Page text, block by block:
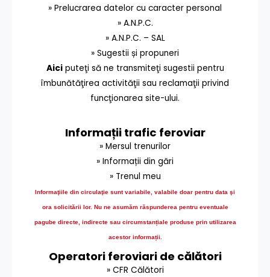
» Prelucrarea datelor cu caracter personal
» A.N.P.C.
» A.N.P.C. – SAL
» Sugestii și propuneri
Aiciputeţi să ne transmiteţi sugestii pentru
îmbunătăţirea activităţii sau reclamaţii privind
funcţionarea site-ului.
Informații trafic feroviar
» Mersul trenurilor
» Informații din gări
» Trenul meu
Informaţiile din circulaţie sunt variabile, valabile doar pentru data şi
ora solicitării lor. Nu ne asumăm răspunderea pentru eventuale
pagube directe, indirecte sau circumstanțiale produse prin utilizarea
acestor informații.
Operatori feroviari de călători
» CFR Călători